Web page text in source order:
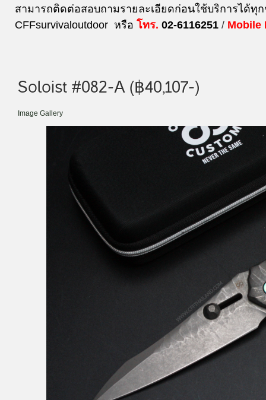
สามารถติดต่อสอบถามรายละเอียดก่อนใช้บริการได้ทุ
CFFsurvivaloutdoor หรือ โทร. 02-6116251 / Mobile
Soloist #082-A (฿40,107-)
Image Gallery